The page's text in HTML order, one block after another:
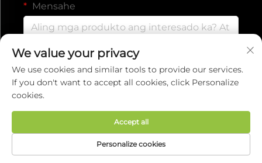
Mensahe
Copyright © 2025 ng EVERISE FITNESS
Patakaran sa Pagkapribado
We value your privacy
We use cookies and similar tools to provide our services.
If you don't want to accept all cookies, click Personalize
cookies.
Personalize cookies
Accept all